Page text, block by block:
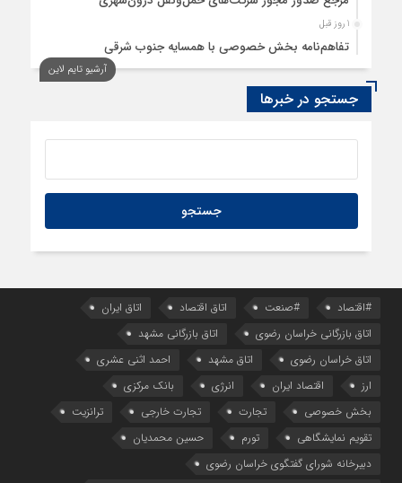
1 روز قبل
تفاهم‌نامه بخش خصوصی با همسایه جنوب شرقی
1 روز قبل
سود اقتصاد‌ها از هوش مصنوعی
آرشیو تایم لاین
جستجو در خبرها
#اقتصاد #صنعت اتاق اقتصاد
اتاق ایران
اتاق بازرگانی خراسان رضوی
اتاق بازرگانی مشهد
اتاق خراسان رضوی
اتاق مشهد
احمد اثنی عشری
ارز
اقتصاد ایران انرژی
بانک مرکزی
بخش خصوصی
تجارت تجارت خارجی
ترانزیت
تقویم نمایشگاهی
تورم
حسین محمدیان
دبیرخانه شورای گفتگوی خراسان رضوی